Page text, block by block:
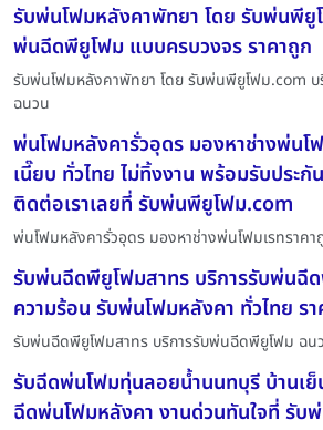
รับพ่นโฟมหลังคาพัทยา โดย รับพ่นพียู
พ่นฉีดพียูโฟม แบบครบวงจร ราคาถูก
รับพ่นโฟมหลังคาพัทยา โดย รับพ่นพียูโฟม.com
ฉนวน
พ่นโฟมหลังคารั่วอุดร มองหาช่างพ่นโ
เนี๊ยบ ทั่วไทย ไม่ทิ้งงาน พร้อมรับประ
ติดต่อเราเลยที่ รับพ่นพียูโฟม.com
พ่นโฟมหลังคารั่วอุดร มองหาช่างพ่นโฟมเรทราคา
รับพ่นฉีดพียูโฟมสาทร บริการรับพ่นฉี
ความร้อน รับพ่นโฟมหลังคา ทั่วไทย ร
รับพ่นฉีดพียูโฟมสาทร บริการรับพ่นฉีดพียูโฟม ฉน
รับฉีดพ่นโฟมทุ่นลอยน้ำนนทบุรี บ้านเย็
ฉีดพ่นโฟมหลังคา งานด่วนทันใจที่ รับ